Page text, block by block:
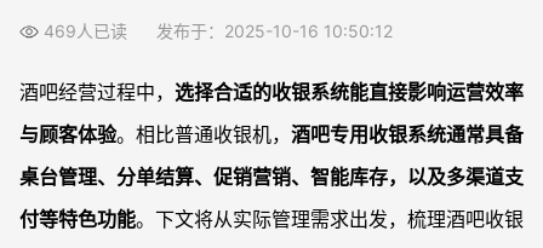
常见问题
酒吧收银系统与普通餐饮系统有何区别？
469人已读 发布于：2025-10-16 10:50:12
酒吧经营过程中， 选择合适的收银系统能直接影响运营效率
与顾客体验。相比普通收银机， 酒吧专用收银系统通常具备
桌台管理、分单结算、促销营销、智能库存，以及多渠道支
付等特色功能。下文将从实际管理需求出发，梳理酒吧收银